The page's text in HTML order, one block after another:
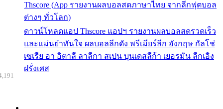
Thscore (App รายงานผลบอลสดภาษาไทย จากลีกฟุตบอล
ต่างๆ ทั่วโลก)
ดาวน์โหลดแอป Thscore แอปฯ รายงานผลบอลสดรวดเร็ว
และแม่นยำทันใจ ผลบอลลีกดัง พรีเมียร์ลีก อังกฤษ กัลโช่
เซเรีย อา อิตาลี ลาลีกา สเปน บุนเดสลีก้า เยอรมัน ลีกเอิง
ฝรั่งเศส